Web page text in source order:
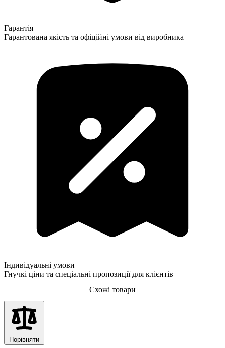
Гарантія
Гарантована якість та офіційні умови від виробника
Індивідуальні умови
Гнучкі ціни та спеціальні пропозиції для клієнтів
Схожі товари
Порівняти